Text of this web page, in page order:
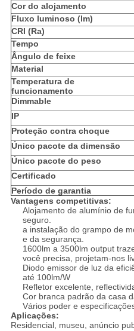
Cor do alojamento
Fluxo luminoso (lm)
CRI (Ra)
Tempo
Ângulo de feixe
Material
Temperatura de
funcionamento
Dimmable
IP
Proteção contra choque
Único pacote da dimensão
Único pacote do peso
Certificado
Período de garantia
Vantagens competitivas:
Alojamento de alumínio de
seguro.
a instalação do grampo de
e da segurança.
1600lm a 3500lm output
você precisa, projetam-nos
Diodo emissor de luz da
até 100lm/W
Refletor excelente,
Cor branca padrão da casa
Vários poder e
Aplicações:
Residencial, museu, anúncio